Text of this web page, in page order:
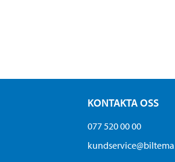
KONTAKTA OSS
077 520 00 00